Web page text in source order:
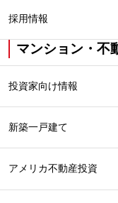
採用情報
マンション・不
投資家向け情報
新築一戸建て
アメリカ不動産投資